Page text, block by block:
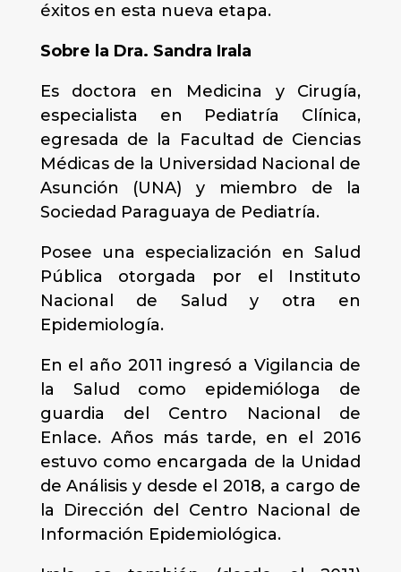
éxitos en esta nueva etapa.
Sobre la Dra. Sandra Irala
Es doctora en Medicina y Cirugía,
especialista en Pediatría Clínica,
egresada de la Facultad de Ciencias
Médicas de la Universidad Nacional de
Asunción (UNA) y miembro de la
Sociedad Paraguaya de Pediatría.
Posee una especialización en Salud
Pública otorgada por el Instituto
Nacional de Salud y otra en
Epidemiología.
En el año 2011 ingresó a Vigilancia de
la Salud como epidemióloga de
guardia del Centro Nacional de
Enlace. Años más tarde, en el 2016
estuvo como encargada de la Unidad
de Análisis y desde el 2018, a cargo de
la Dirección del Centro Nacional de
Información Epidemiológica.